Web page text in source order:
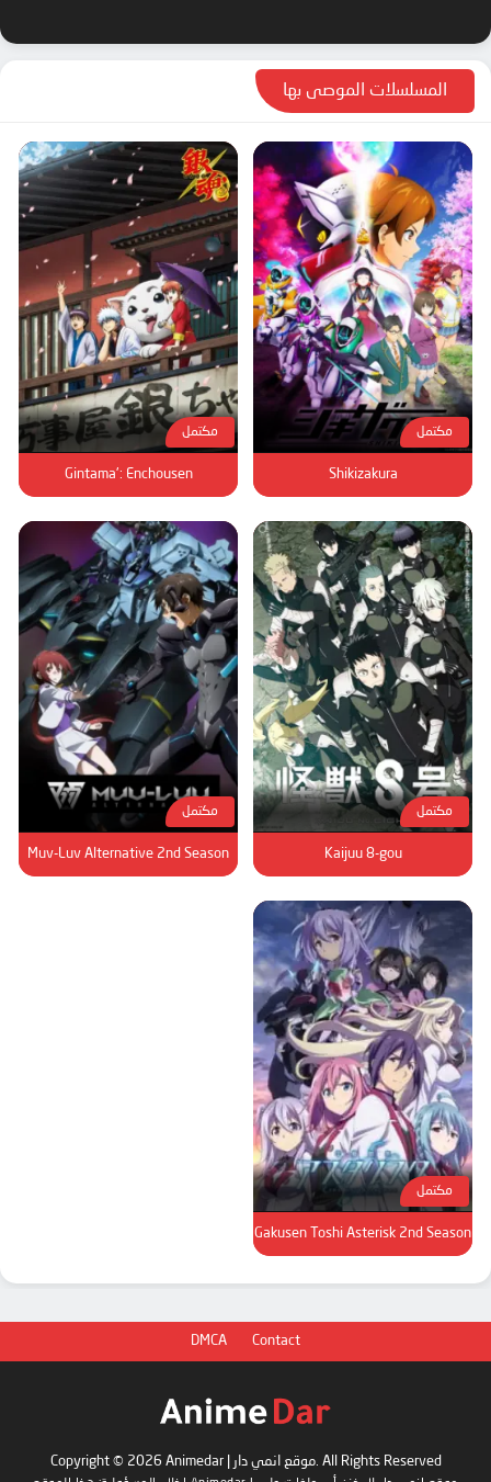
المسلسلات الموصى بها
مكتمل
Shikizakura
مكتمل
Gintama': Enchousen
مكتمل
Kaijuu 8-gou
مكتمل
Muv-Luv Alternative 2nd Season
مكتمل
Gakusen Toshi Asterisk 2nd Season
DMCA Contact
Copyright © 2026 Animedar | موقع انمي دار. All Rights Reserved